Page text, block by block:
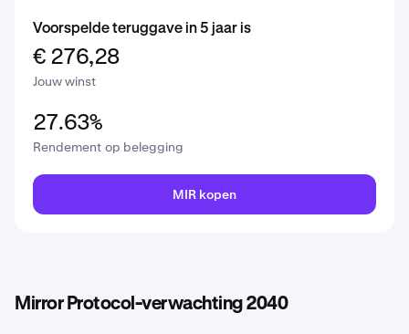
Voorspelde teruggave in 5 jaar is
€ 276,28
Jouw winst
27.63%
Rendement op belegging
MIR kopen
Mirror Protocol-verwachting 2040